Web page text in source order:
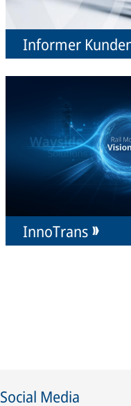
Informer
InnoTrans
Social Media